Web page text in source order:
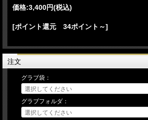
刺繍マーク付き
価格:3,400円(税込)
[ポイント還元 34ポイント～]
注文
グラブ袋：
グラブフォルダ：